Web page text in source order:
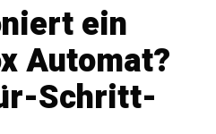
ein
Automat?
Schritt-